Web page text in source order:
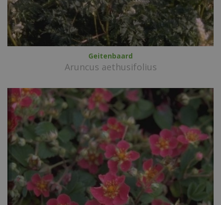
Geitenbaard
Aruncus aethusifolius